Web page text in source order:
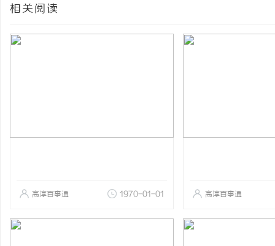
相关阅读
高淳百事通 1970-01-01 高淳百事通